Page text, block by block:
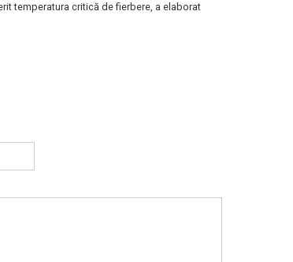
temperatura critică de fierbere, a elaborat